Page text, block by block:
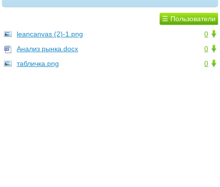
☰ Пользователи
0
leancanvas (2)-1.png
0
Анализ рынка.docx
0
табличка.png